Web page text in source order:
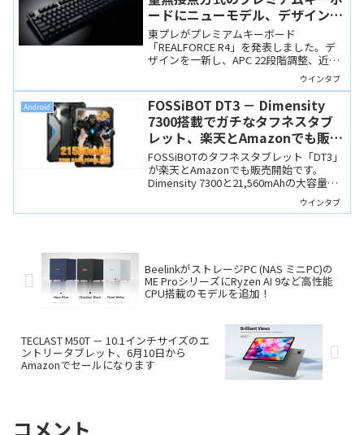
ードにニューモデル、デザイン一
新、機能性も大幅アップ！
東プレがプレミアムキーボード
「REALFORCE R4」を発表しました。デ
ザインを一新し、APC 22段階調整、近接
センサーなど多彩な機能を搭載していま
す。もちろん静電容量無接点方式ならで
はの極上の打鍵感は健在です。
ウインタブ
Android
FOSSiBOT DT3 － Dimensity
7300搭載でガチなタフネスタブ
レット、楽天とAmazonでも販売
がスタート！
FOSSiBOTのタフネスタブレット「DT3」
が楽天とAmazonでも販売開始です。
Dimensity 7300と21,560mAhの大容量バ
ッテリーを搭載する「ガチ」なタブレッ
トで、楽天では49,900円で購入できま
ウインタブ
BeelinkがストレージPC (NAS ミニPC)の
ME ProシリーズにRyzen AI 9など高性能
CPU搭載のモデルを追加！
TECLAST M50T － 10.1インチサイズのエ
ントリータブレット、6月10日から
Amazonでセールになります
コメント